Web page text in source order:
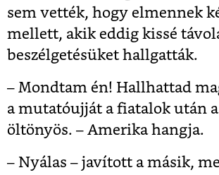
sem vették, hogy elmennek
mellett, akik eddig kissé
beszélgetésüket hallgatták.
– Mondtam én! Hallhattad
a mutatóujját a fiatalok után
öltönyös. – Amerika hangja.
– Nyálas – javított a másik,